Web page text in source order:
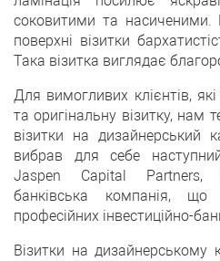
соковитими та насиченими.
поверхні візитки
Така візитка виглядає
Для вимогливих клієнтів,
та оригінальну візитку,
візитки на
вибрав для себе
Jaspen Capital Partners,
банківська компанія,
професійних інвестиційно-
Візитки на дизайнерському